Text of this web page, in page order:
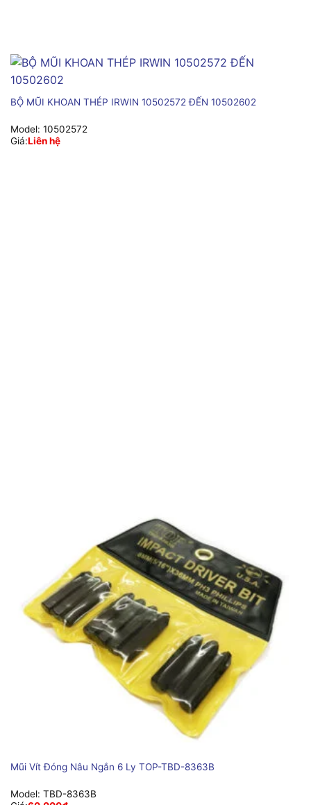
BỘ MŨI KHOAN THÉP IRWIN 10502572 ĐẾN 10502602
Model: 10502572
Giá:Liên hệ
Mũi Vít Đóng Nâu Ngắn 6 Ly TOP-TBD-8363B
Model: TBD-8363B